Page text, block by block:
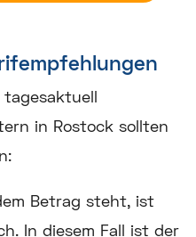
tagesaktuell
in Rostock sollten
Betrag steht, ist
In diesem Fall ist der